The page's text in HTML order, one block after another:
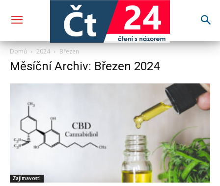
Domů 2024 Březen
Měsíční Archiv: Březen 2024
Zajímavosti